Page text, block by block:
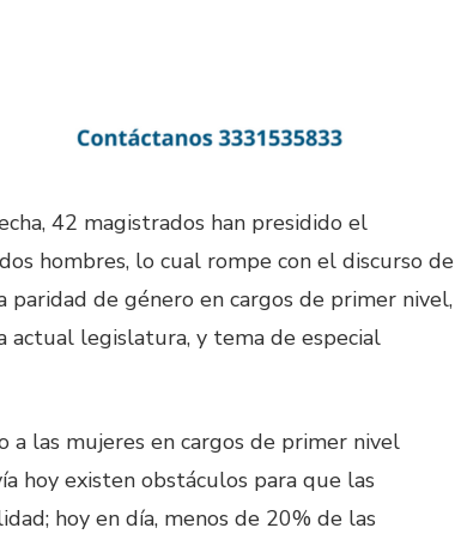
42 magistrados han presidido el
hombres, lo cual rompe con el discurso de
de género en cargos de primer nivel,
actual legislatura, y tema de especial
a las mujeres en cargos de primer nivel
hoy existen obstáculos para que las
hoy en día, menos de 20% de las